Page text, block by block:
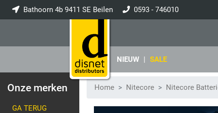
Bathoorn 4b 9411 SE Beilen 0593 - 746010
NIEUW | SALE
Onze merken
GA TERUG
Home Nitecore Nitecore